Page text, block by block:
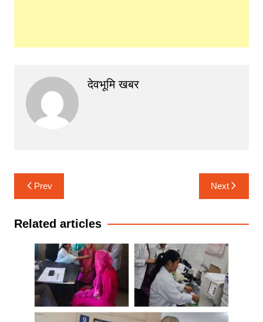
देवभूमि खबर
Post
navigation
Prev Next
Related articles